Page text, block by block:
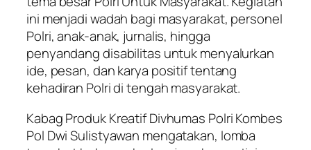
ini menjadi wadah bagi masyarakat, personel
Polri, anak-anak, jurnalis, hingga
penyandang disabilitas untuk menyalurkan
ide, pesan, dan karya positif tentang
kehadiran Polri di tengah masyarakat.
Kabag Produk Kreatif Divhumas Polri Kombes
Pol Dwi Sulistyawan mengatakan, lomba